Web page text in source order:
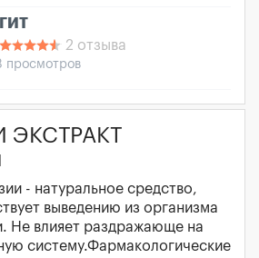
2 отзыва
просмотров
ЭКСТРАКТ
- натуральное средство,
выведению из организма
Не влияет раздражающе на
систему.Фармакологические